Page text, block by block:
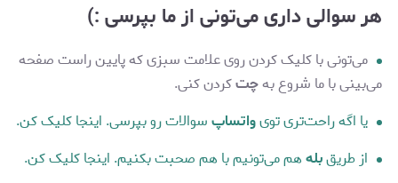
هر سوالی داری می‌تونی از ما بپرسی :)
می‌تونی با کلیک کردن روی علامت سبزی که پایین راست صفحه
می‌بینی با ما شروع بهچتکردن کنی.
یا اگه راحت‌تری تویواتساپسوالات رو بپرسی. اینجا کلیک کن.
از طریقبلههم می‌تونیم با هم صحبت بکنیم. اینجا کلیک کن.